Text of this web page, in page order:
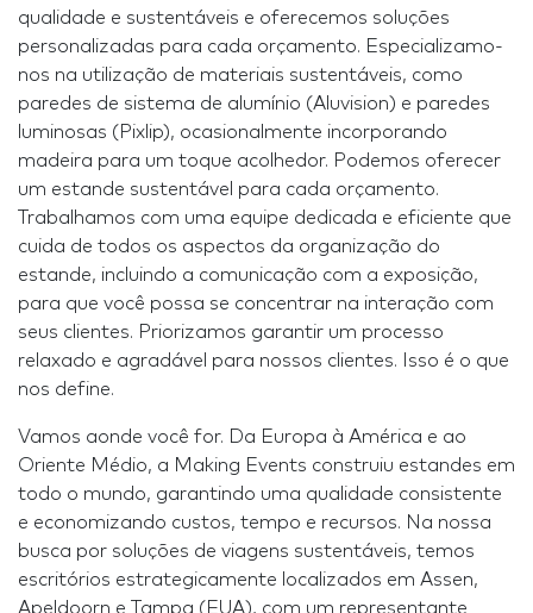
qualidade e sustentáveis e oferecemos soluções
personalizadas para cada orçamento. Especializamo-
nos na utilização de materiais sustentáveis, como
paredes de sistema de alumínio (Aluvision) e paredes
luminosas (Pixlip), ocasionalmente incorporando
madeira para um toque acolhedor. Podemos oferecer
um estande sustentável para cada orçamento.
Trabalhamos com uma equipe dedicada e eficiente que
cuida de todos os aspectos da organização do
estande, incluindo a comunicação com a exposição,
para que você possa se concentrar na interação com
seus clientes. Priorizamos garantir um processo
relaxado e agradável para nossos clientes. Isso é o que
nos define.
Vamos aonde você for. Da Europa à América e ao
Oriente Médio, a Making Events construiu estandes em
todo o mundo, garantindo uma qualidade consistente
e economizando custos, tempo e recursos. Na nossa
busca por soluções de viagens sustentáveis, temos
escritórios estrategicamente localizados em Assen,
Apeldoorn e Tampa (EUA), com um representante